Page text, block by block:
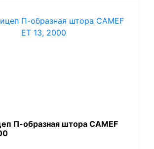
П-образная штора CAMEF